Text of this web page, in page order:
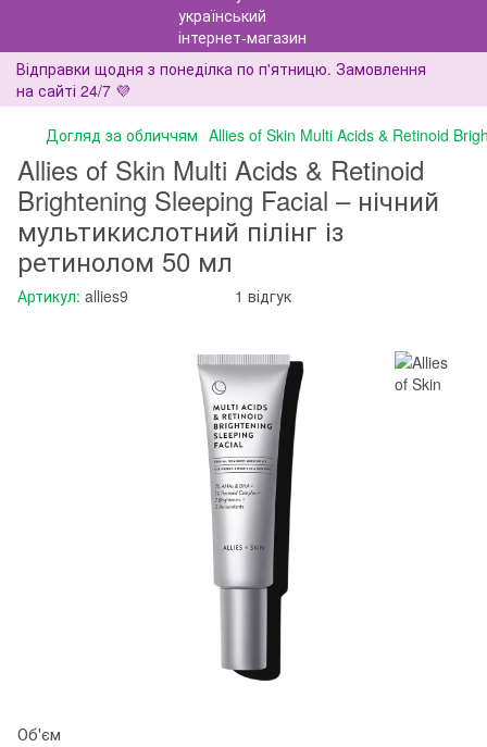
Відправки щодня з понеділка по п'ятницю. Замовлення
на сайті 24/7 💜
Догляд за обличчям Allies of Skin Multi Acids & Retinoid
Allies of Skin Multi Acids & Retinoid
Brightening Sleeping Facial – нічний
мультикислотний пілінг із
ретинолом 50 мл
Артикул: allies9 1 відгук
Об'єм